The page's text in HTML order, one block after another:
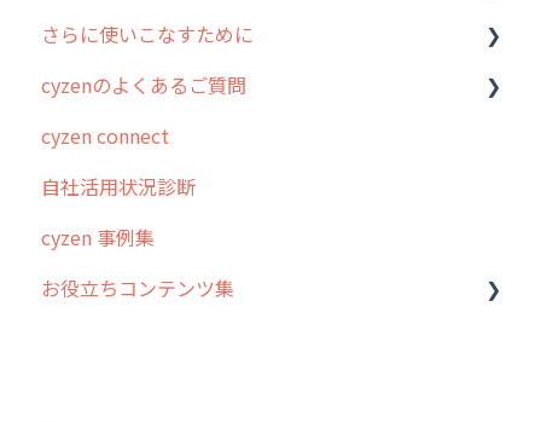
行動管理
予定管理
スポット
ステータス・主観
報告書・行動種別
勤怠管理
ホーム画面
スポット
報告閲覧
予定
日報
履歴
行動管理
勤怠管理
予定管理
スポット
ステータス・主観
報告書・行動種別
さらに使いこなすために
はじめに
スポット・ステータス関連オプション
交通費自動計算
安全走行支援
写真管理・高画質化
cyzenのよくあるご質問
ログインについて
グループ・ユーザーについて
GPS・位置情報 について
ルート自動記録 について
cyzen connect
自社活用状況診断
cyzen 事例集
お役立ちコンテンツ集